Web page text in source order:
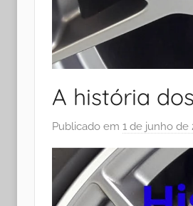
A história
Publicado em 1 de junho de